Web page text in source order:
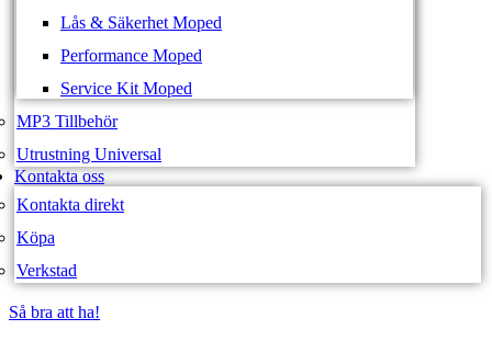
Lås & Säkerhet Moped
Performance Moped
Service Kit Moped
MP3 Tillbehör
Utrustning Universal
Kontakta oss
Kontakta direkt
Köpa
Verkstad
Så bra att ha!